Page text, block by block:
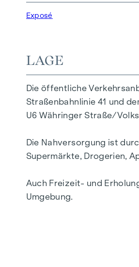
Heizung mittels Fernwärme.
Zusätzlich ist zur Einheit
RESÜMEE
Aufgrund der guten
alsideale Anlage und
Investieren Sie jetzt,
Gerne präsentieren wir
Exposé
LAGE
Die öffentliche
Straßenbahnlinie 41 und
U6 Währinger Straße/
Die Nahversorgung ist
Supermärkte, Drogerien,
Auch Freizeit- und
Umgebung.